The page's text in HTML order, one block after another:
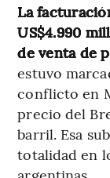
La
US$4.990
de venta de
estuvo
conflicto en
precio del
barril. Esa
totalidad en